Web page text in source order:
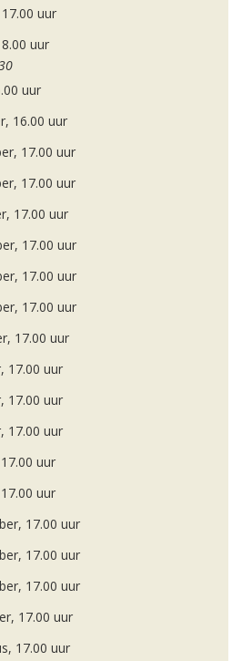
uur
uur
uur
16.00 uur
17.00 uur
17.00 uur
17.00 uur
17.00 uur
17.00 uur
17.00 uur
17.00 uur
17.00 uur
17.00 uur
17.00 uur
uur
uur
17.00 uur
17.00 uur
17.00 uur
17.00 uur
17.00 uur